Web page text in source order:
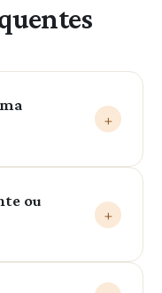
+
ajudar!
ou
+